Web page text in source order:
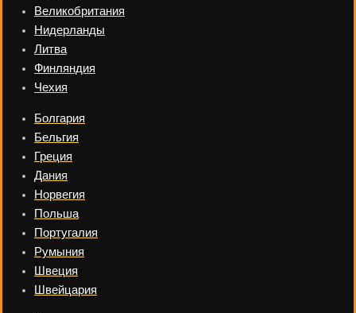
Великобритания
Нидерланды
Литва
Финляндия
Чехия
Болгария
Бельгия
Греция
Дания
Норвегия
Польша
Португалия
Румыния
Швеция
Швейцария